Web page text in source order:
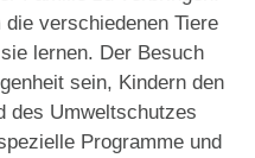
verschiedenen Tiere
lernen. Der Besuch
sein, Kindern den
des Umweltschutzes
Programme und